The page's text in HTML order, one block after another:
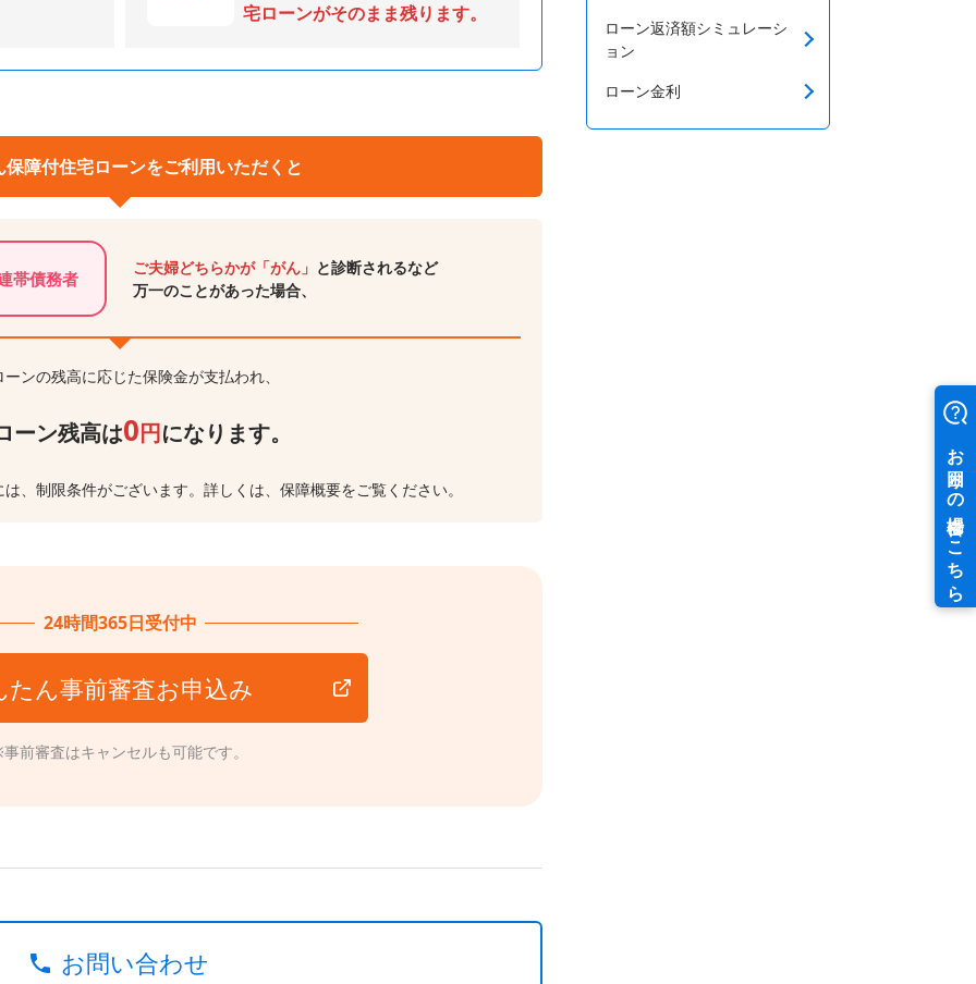
宅ローンがそのまま残ります。
保障付住宅ローンをご利用いただくと
帯債務者
ご夫婦どちらかが「がん」 と診断されるなど
万一のことがあった場合、
ンの残高に応じた保険金が支払われ、
ーン残高は0円になります。
、制限条件がございます。詳しくは、保障概要をご覧ください。
24時間365日受付中
たん事前審査お申込み
前審査はキャンセルも可能です。
お問い合わせ
ローン返済額シミュレーシ
ョン
ローン金利